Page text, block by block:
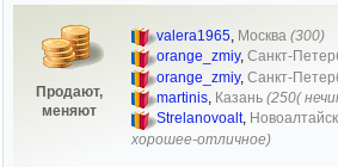
Продают,
меняют
valera1965, Москва (300)
orange_zmiy, Санкт-
orange_zmiy, Санкт-
martinis, Казань (250(
Strelanovoalt, Новоалтайск
хорошее-отличное)